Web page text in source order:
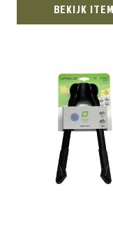
BEKIJK ITEM